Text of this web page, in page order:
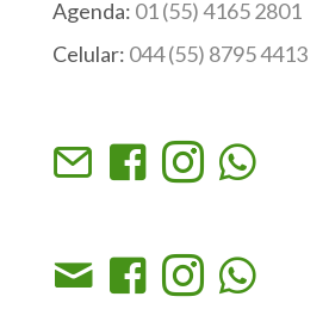
Agenda: 01 (55) 4165 2801
Celular: 044 (55) 8795 4413